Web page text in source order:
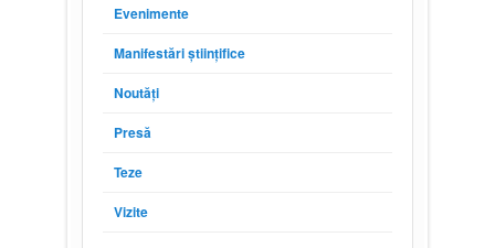
Evenimente
Manifestări științifice
Noutăți
Presă
Teze
Vizite